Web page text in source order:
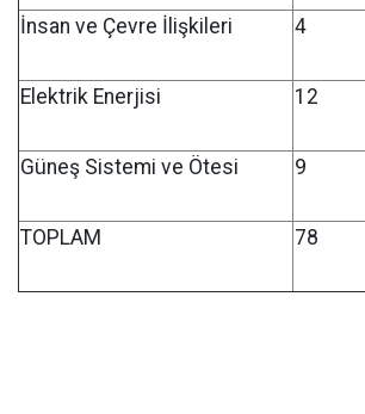
İnsan ve Çevre İlişkileri 4
Elektrik Enerjisi 12
Güneş Sistemi ve Ötesi 9
TOPLAM 78